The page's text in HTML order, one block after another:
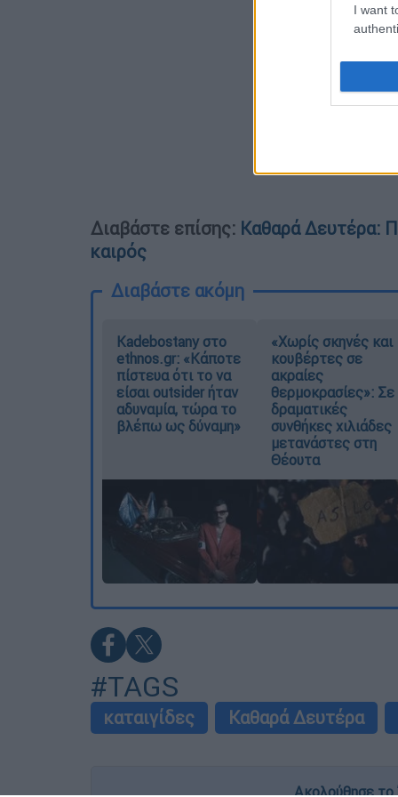
I want
Διαβάστε επίσης: Καθαρά Δευτέρα:
καιρός
Διαβάστε ακόμη
Kadebostany στο
ethnos.gr: «Κάποτε
πίστευα ότι το να
είσαι outsider ήταν
αδυναμία, τώρα το
βλέπω ως δύναμη»
«Χωρίς σκηνές και
κουβέρτες σε
ακραίες
θερμοκρασίες»: Σε
δραματικές
συνθήκες χιλιάδες
μετανάστες στη
Θέουτα
#TAGS
καταιγίδες Καθαρά Δευτέρα
Ακολούθησε το